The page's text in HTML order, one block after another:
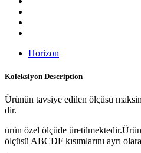
Horizon
Koleksiyon Description
Ürünün tavsiye edilen ölçüsü
dir.
ürün özel ölçüde
ölçüsü ABCDF kısımlarını ayrı